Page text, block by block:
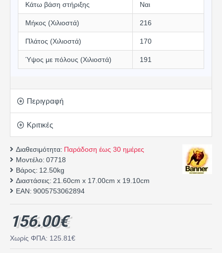
Κάτω βάση στήριξης Ναι
Μήκος (Χιλιοστά) 216
Πλάτος (Χιλιοστά) 170
Ύψος με πόλους (Χιλιοστά) 191
Περιγραφή
Κριτικές
Διαθεσιμότητα: Παράδοση έως 30 ημέρες
Μοντέλο: 07718
Βάρος: 12.50kg
Διαστάσεις: 21.60cm x 17.00cm x 19.10cm
EAN: 9005753062894
156.00€
Χωρίς ΦΠΑ: 125.81€